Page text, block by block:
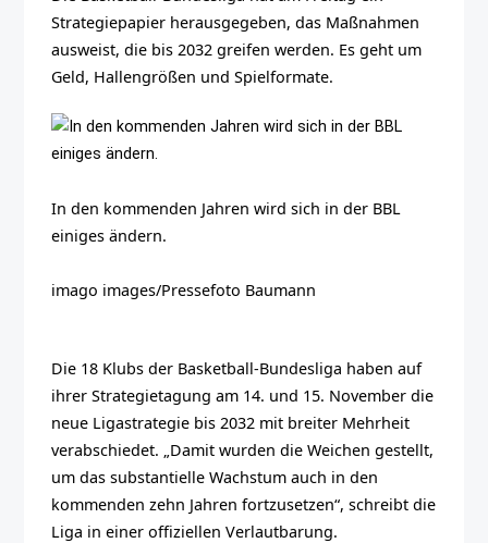
Strategiepapier herausgegeben, das Maßnahmen
ausweist, die bis 2032 greifen werden. Es geht um
Geld, Hallengrößen und Spielformate.
In den kommenden Jahren wird sich in der BBL
einiges ändern.
imago images/Pressefoto Baumann
Die 18 Klubs der Basketball-Bundesliga haben auf
ihrer Strategietagung am 14. und 15. November die
neue Ligastrategie bis 2032 mit breiter Mehrheit
verabschiedet. „Damit wurden die Weichen gestellt,
um das substantielle Wachstum auch in den
kommenden zehn Jahren fortzusetzen“, schreibt die
Liga in einer offiziellen Verlautbarung.